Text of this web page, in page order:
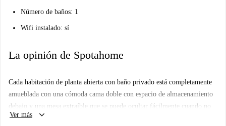
Número de baños: 1
Wifi instalado: sí
La opinión de Spotahome
Cada habitación de planta abierta con baño privado está completamente
amueblada con una cómoda cama doble con espacio de almacenamiento
debajo y una mesa extraíble que se puede ocultar fácilmente cuando no
se usa. También encontrará un cómodo sillón y una mesa de café para
Ver más keyboard_arrow_down